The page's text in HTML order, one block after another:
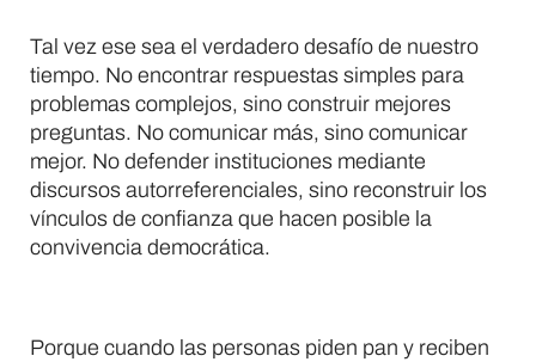
Tal vez ese sea el verdadero desafío de nuestro
tiempo. No encontrar respuestas simples para
problemas complejos, sino construir mejores
preguntas. No comunicar más, sino comunicar
mejor. No defender instituciones mediante
discursos autorreferenciales, sino reconstruir los
vínculos de confianza que hacen posible la
convivencia democrática.
Porque cuando las personas piden pan y reciben